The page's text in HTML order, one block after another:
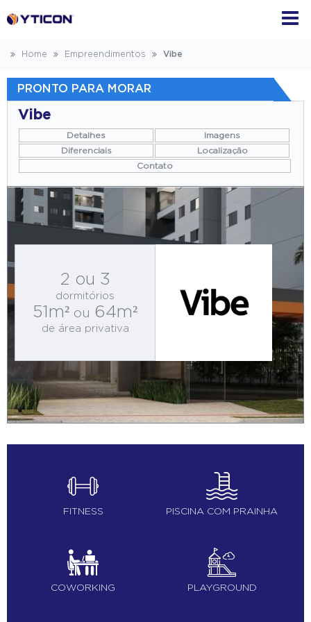
Home Empreendimentos Vibe
PRONTO PARA MORAR
Vibe
Detalhes
Imagens
Diferenciais
Localização
Contato
2 ou 3
dormitórios
51m² ou 64m²
de área privativa
FITNESS PISCINA COM PRAINHA
COWORKING PLAYGROUND